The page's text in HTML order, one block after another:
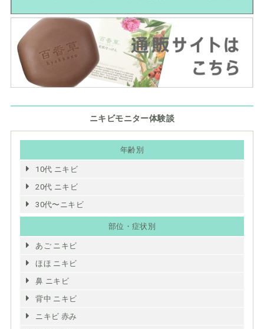
ニキビモニター体験談
年齢別
10代 ニキビ
20代 ニキビ
30代〜ニキビ
部位・症状別
あご ニキビ
ほほ ニキビ
鼻 ニキビ
背中 ニキビ
ニキビ 赤み